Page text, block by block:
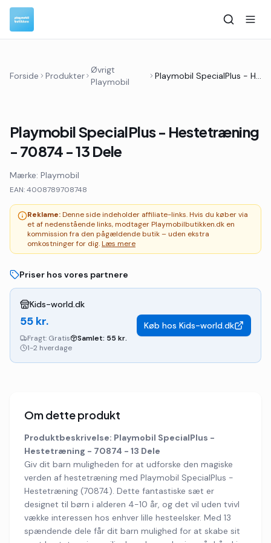
Forside Produkter
Øvrigt
Playmobil
Playmobil SpecialPlus - Hestetræning - 70874 - 13 Dele
Playmobil SpecialPlus - Hestetræning
- 70874 - 13 Dele
Mærke: Playmobil
EAN:4008789708748
Reklame:Denne side indeholder affiliate-links. Hvis du køber via
et af nedenstående links, modtager Playmobilbutikken.dk en
kommission fra den pågældende butik – uden ekstra
omkostninger for dig.Læs mere
Priser hos vores partnere
Kids-world.dk
55 kr.
Fragt: Gratis Samlet: 55 kr.
1-2 hverdage
Køb hos Kids-world.dk
Om dette produkt
Produktbeskrivelse: Playmobil SpecialPlus -
Hestetræning - 70874 - 13 Dele
Giv dit barn muligheden for at udforske den magiske
verden af hestetræning med Playmobil SpecialPlus -
Hestetræning (70874). Dette fantastiske sæt er
designet til børn i alderen 4-10 år, og det vil uden tvivl
vække interessen hos enhver lille hesteelsker. Med 13
spændende dele får dit barn mulighed for at skabe sit